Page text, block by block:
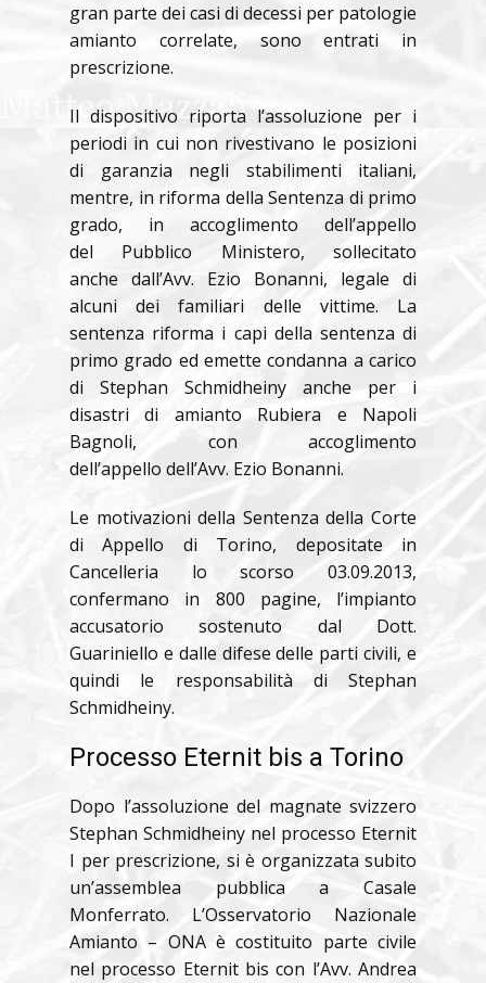
gran parte dei casi di decessi per patologie
amianto correlate, sono entrati in
prescrizione.
Il dispositivo riporta l’assoluzione per i
periodi in cui non rivestivano le posizioni
di garanzia negli stabilimenti italiani,
mentre, in riforma della Sentenza di primo
grado, in accoglimento dell’appello
del Pubblico Ministero, sollecitato
anche dall’Avv. Ezio Bonanni, legale di
alcuni dei familiari delle vittime. La
sentenza riforma i capi della sentenza di
primo grado ed emette condanna a carico
di Stephan Schmidheiny anche per i
disastri di amianto Rubiera e Napoli
Bagnoli, con accoglimento
dell’appello dell’Avv. Ezio Bonanni.
Le motivazioni della Sentenza della Corte
di Appello di Torino, depositate in
Cancelleria lo scorso 03.09.2013,
confermano in 800 pagine, l’impianto
accusatorio sostenuto dal Dott.
Guariniello e dalle difese delle parti civili, e
quindi le responsabilità di Stephan
Schmidheiny.
Processo Eternit bis a Torino
Dopo l’assoluzione del magnate svizzero
Stephan Schmidheiny nel processo Eternit
I per prescrizione, si è organizzata subito
un’assemblea pubblica a Casale
Monferrato. L’Osservatorio Nazionale
Amianto – ONA è costituito parte civile
nel processo Eternit bis con l’Avv. Andrea